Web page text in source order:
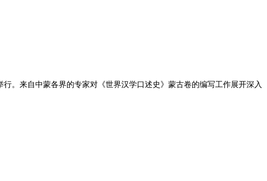
。来自中蒙各界的专家对《世界汉学口述史》蒙古卷的编写工作展开深入